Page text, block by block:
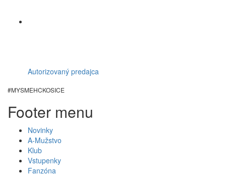
Autorizovaný predajca
#MYSMEHCKOSICE
Footer menu
Novinky
A-Mužstvo
Klub
Vstupenky
Fanzóna